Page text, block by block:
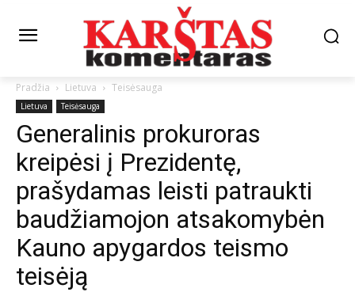
Pradžia Lietuva Teisėsauga
Lietuva Teisėsauga
Generalinis prokuroras
kreipėsi į Prezidentę,
prašydamas leisti patraukti
baudžiamojon atsakomybėn
Kauno apygardos teismo
teisėją